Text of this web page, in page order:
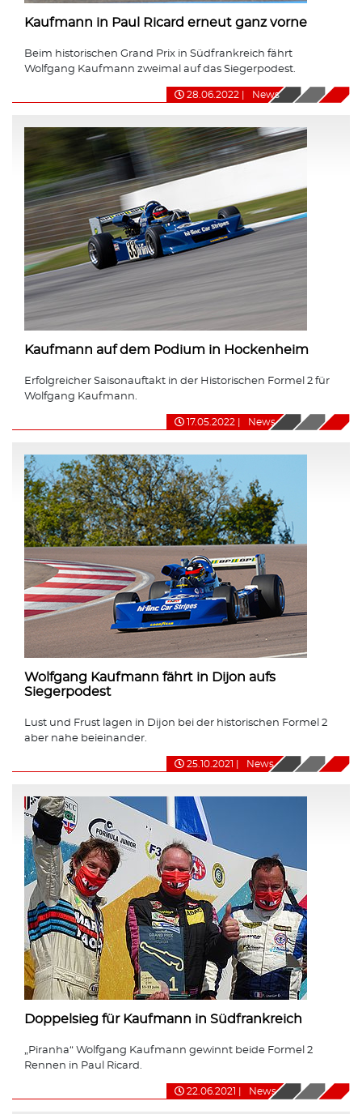
Kaufmann in Paul Ricard erneut ganz vorne
Beim historischen Grand Prix in Südfrankreich fährt
Wolfgang Kaufmann zweimal auf das Siegerpodest.
28.06.2022 News
Kaufmann auf dem Podium in Hockenheim
Erfolgreicher Saisonauftakt in der Historischen Formel 2 für
Wolfgang Kaufmann.
17.05.2022 News
Wolfgang Kaufmann fährt in Dijon aufs
Siegerpodest
Lust und Frust lagen in Dijon bei der historischen Formel 2
aber nahe beieinander.
25.10.2021 News
Doppelsieg für Kaufmann in Südfrankreich
„Piranha“ Wolfgang Kaufmann gewinnt beide Formel 2
Rennen in Paul Ricard.
22.06.2021 News